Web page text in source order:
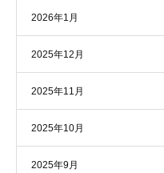
2026年1月
2025年12月
2025年11月
2025年10月
2025年9月